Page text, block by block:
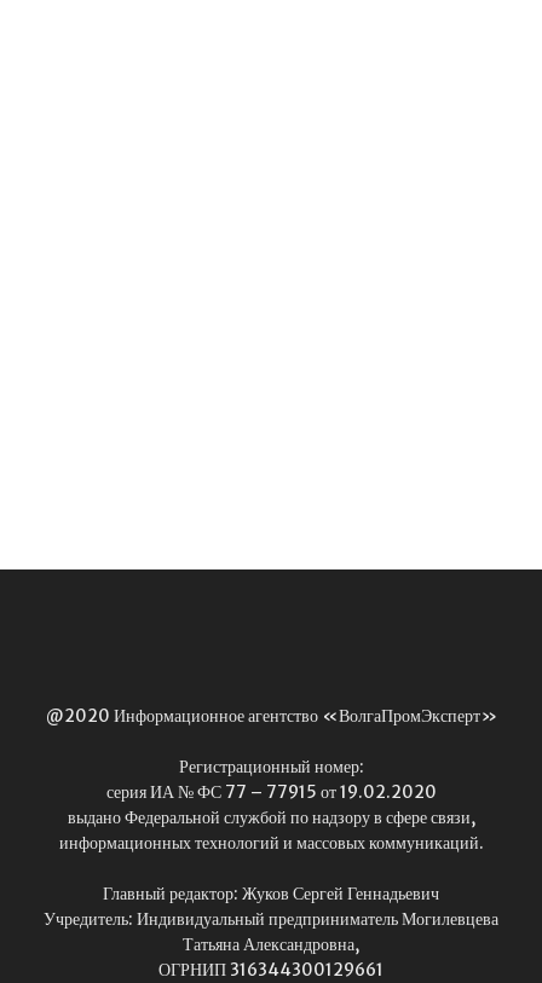
@2020 Информационное агентство «ВолгаПромЭксперт»
Регистрационный номер:
серия ИА № ФС 77 – 77915 от 19.02.2020
выдано Федеральной службой по надзору в сфере связи,
информационных технологий и массовых коммуникаций.
Главный редактор: Жуков Сергей Геннадьевич
Учредитель: Индивидуальный предприниматель Могилевцева
Татьяна Александровна,
ОГРНИП 316344300129661